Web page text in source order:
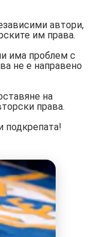
автори,
им права.
има проблем с
не е направено
на
права.
подкрепата!